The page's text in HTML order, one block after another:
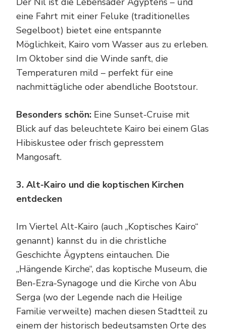
eine Fahrt mit einer Feluke (traditionelles
Segelboot) bietet eine entspannte
Möglichkeit, Kairo vom Wasser aus zu erleben.
Im Oktober sind die Winde sanft, die
Temperaturen mild – perfekt für eine
nachmittägliche oder abendliche Bootstour.
Besonders schön: Eine Sunset-Cruise mit
Blick auf das beleuchtete Kairo bei einem Glas
Hibiskustee oder frisch gepresstem
Mangosaft.
3. Alt-Kairo und die koptischen Kirchen
entdecken
Im Viertel Alt-Kairo (auch „Koptisches Kairo“
genannt) kannst du in die christliche
Geschichte Ägyptens eintauchen. Die
„Hängende Kirche“, das koptische Museum, die
Ben-Ezra-Synagoge und die Kirche von Abu
Serga (wo der Legende nach die Heilige
Familie verweilte) machen diesen Stadtteil zu
einem der historisch bedeutsamsten Orte des